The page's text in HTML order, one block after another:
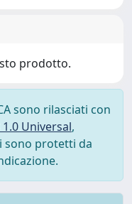
prodotto.
sono rilasciati con
Universal,
sono protetti da